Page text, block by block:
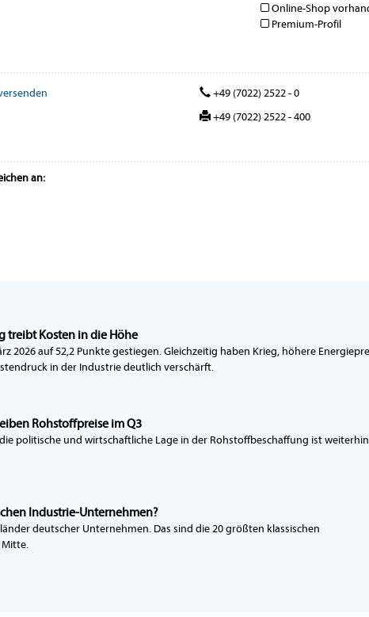
Online-Shop
Premium-Profil
+49 (7022) 2522 - 0
+49 (7022) 2522 - 400
an:
treibt Kosten in die Höhe
2026 auf 52,2 Punkte gestiegen. Gleichzeitig haben Krieg, höhere
in der Industrie deutlich verschärft.
Rohstoffpreise im Q3
politische und wirtschaftliche Lage in der Rohstoffbeschaffung ist
Industrie-Unternehmen?
deutscher Unternehmen. Das sind die 20 größten klassischen